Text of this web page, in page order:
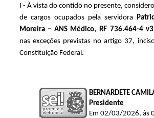
I - À vista do contido no presente, considero
de cargos ocupados pela servidora
Moreira– ANS Médico, RF 736.464-4
nas exceções previstas no artigo 37,
Constituição Federal.
BERNARDETE
Presidente
Em 02/03/2026, às